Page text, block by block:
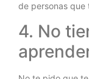
de personas que
4. No